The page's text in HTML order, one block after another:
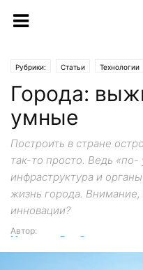
Рубрики: Статьи Технологии
Города:
умные
Построить в стране
так-то просто. Ведь
инфраструктура и
жизнь города. Внимание,
инновации?
Автор:
Маргарита Гринблат